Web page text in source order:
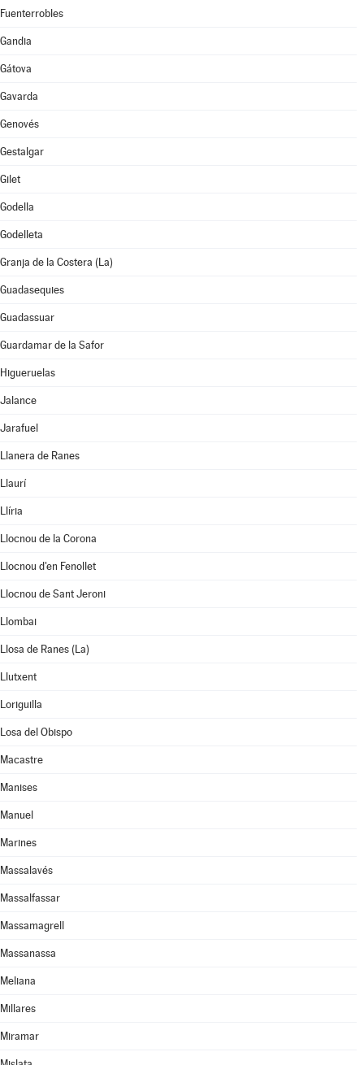
Fuenterrobles
Gandia
Gátova
Gavarda
Genovés
Gestalgar
Gilet
Godella
Godelleta
Granja de la Costera (La)
Guadasequies
Guadassuar
Guardamar de la Safor
Higueruelas
Jalance
Jarafuel
Llanera de Ranes
Llaurí
Llíria
Llocnou de la Corona
Llocnou d'en Fenollet
Llocnou de Sant Jeroni
Llombai
Llosa de Ranes (La)
Llutxent
Loriguilla
Losa del Obispo
Macastre
Manises
Manuel
Marines
Massalavés
Massalfassar
Massamagrell
Massanassa
Meliana
Millares
Miramar